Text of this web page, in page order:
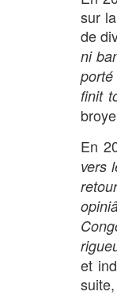
sur
de
ni
porté
finit
En
vers
et